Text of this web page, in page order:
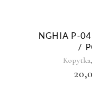
NGHIA P-
/
Kopytka,